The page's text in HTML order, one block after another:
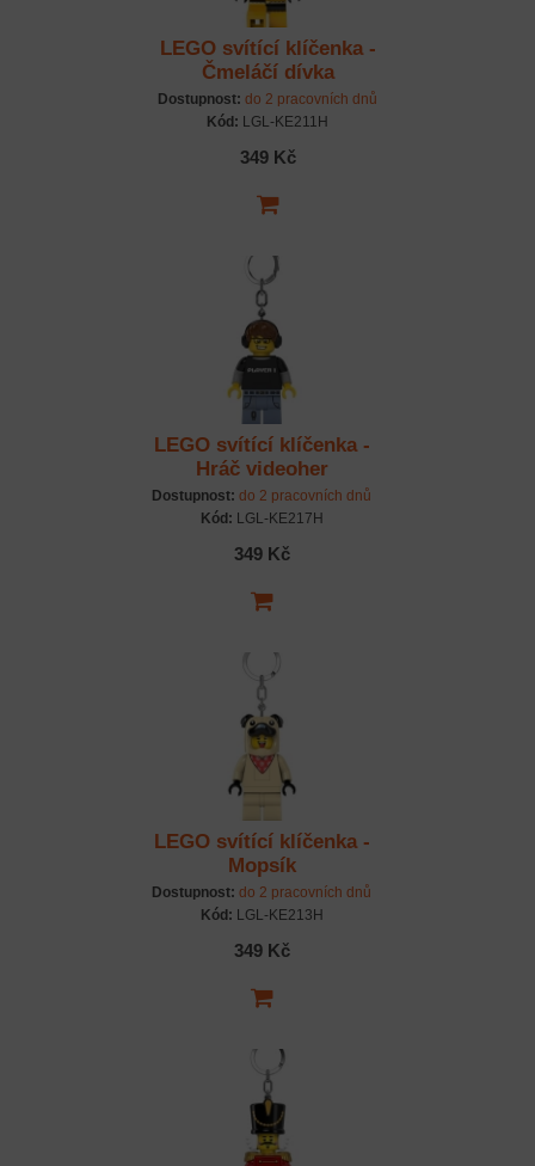
LEGO svítící klíčenka -
Čmeláčí dívka
Dostupnost: do 2 pracovních dnů
Kód: LGL-KE211H
349 Kč
LEGO svítící klíčenka -
Hráč videoher
Dostupnost: do 2 pracovních dnů
Kód: LGL-KE217H
349 Kč
LEGO svítící klíčenka -
Mopsík
Dostupnost: do 2 pracovních dnů
Kód: LGL-KE213H
349 Kč